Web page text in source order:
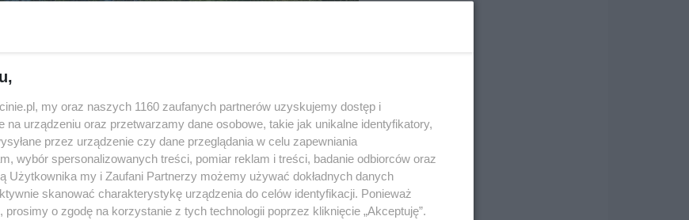
my oraz naszych 1160 zaufanych partnerów uzyskujemy dostęp i
na urządzeniu oraz przetwarzamy dane osobowe, takie jak unikalne identyfikatory,
przez urządzenie czy dane przeglądania w celu zapewniania
wybór spersonalizowanych treści, pomiar reklam i treści, badanie odbiorców oraz
Użytkownika my i Zaufani Partnerzy możemy używać dokładnych danych
skanować charakterystykę urządzenia do celów identyfikacji. Ponieważ
o zgodę na korzystanie z tych technologii poprzez kliknięcie „Akceptuję”.